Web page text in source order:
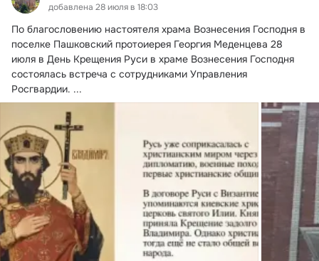
добавлена 28 июля в 18:03
По благословению настоятеля храма Вознесения Господня в
поселке Пашковский протоиерея Георгия Меденцева 28
июля в День Крещения Руси в храме Вознесения Господня
состоялась встреча с сотрудниками Управления
Росгвардии. ...